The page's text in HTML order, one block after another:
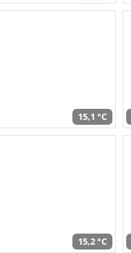
15,1 °C
15,2 °C